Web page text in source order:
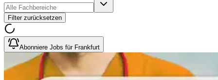
Filter zurücksetzen
Abonniere Jobs für Frankfurt